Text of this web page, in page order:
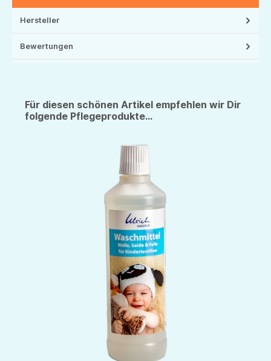
Hersteller
Bewertungen
Für diesen schönen Artikel empfehlen wir Dir
folgende Pflegeprodukte...